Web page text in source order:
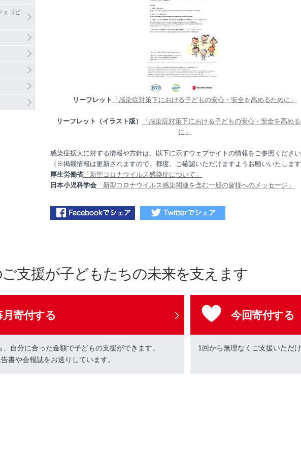
ェゴビ
リーフレット 「感染症対策下における子どもの安心・安全を高めるために」
リーフレット（イラスト版）
「感染症対策下における子どもの安心・安全を高め
に」
感染症拡大に対する情報や方針は、以下に示すウェブサイトの情報をご参照ください
（※掲載情報は更新されますので、都度、ご確認いただけますようお願いいたします
厚生労働省「新型コロナウイルス感染症について」
日本小児科学会 「新型コロナウイルス感染関連を含む一般の皆様へのメッセージ」
支援が子どもたちの未来を支えます
月寄付する
、自分に合った金額で子どもの支援ができます。
書や会報誌をお送りしています。
今回寄付する
1回から無理なくご支援いただけ